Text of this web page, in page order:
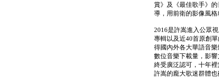
賞》及《最佳歌手》
導，用前衛的影像風
2016是許嵩進入公眾
專輯以及近40首原創
得國內外各大華語音
數位音樂下載量，影
終受廣泛認可，十年
許嵩的龐大歌迷群體